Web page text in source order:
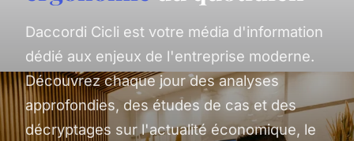
Daccordi Cicli est votre média d'information
dédié aux enjeux de l'entreprise moderne.
Découvrez chaque jour des analyses
approfondies, des études de cas et des
décryptages sur l'actualité économique, le